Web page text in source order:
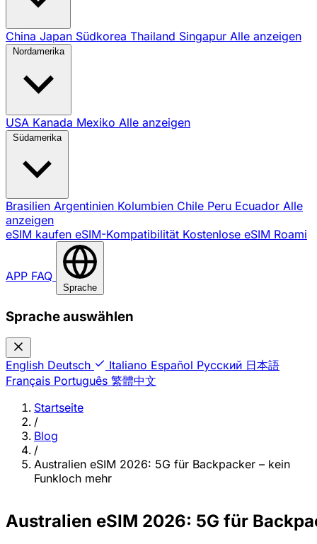
China Japan Südkorea Thailand Singapur Alle anzeigen
Nordamerika
USA Kanada Mexiko Alle anzeigen
Südamerika
Brasilien Argentinien Kolumbien Chile Peru Ecuador Alle
anzeigen
eSIM kaufen eSIM-Kompatibilität Kostenlose eSIM Roami
APP FAQ
Sprache
Sprache auswählen
English Deutsch Italiano Español Русский 日本語
Français Português 繁體中文
Startseite
/
Blog
/
Australien eSIM 2026: 5G für Backpacker – kein
Funkloch mehr
Australien eSIM 2026: 5G für